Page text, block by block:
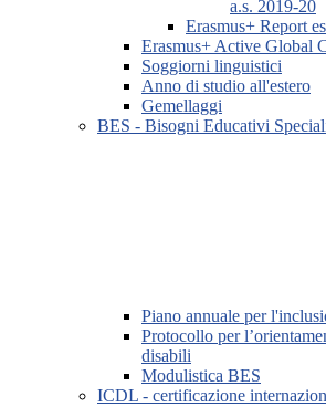
a.s. 2019-20
Erasmus+ Report
Erasmus+ Active Global
Soggiorni linguistici
Anno di studio all'estero
Gemellaggi
BES - Bisogni Educativi
Piano annuale per
Protocollo per
disabili
Modulistica BES
ICDL - certificazione